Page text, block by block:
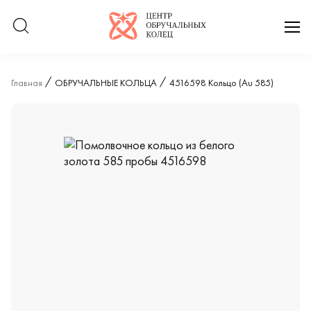
Логотип компании
Главная ОБРУЧАЛЬНЫЕ КОЛЬЦА 4516598 Кольцо (Au 585)